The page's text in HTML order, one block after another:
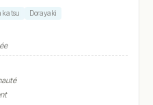
katsu Dorayaki